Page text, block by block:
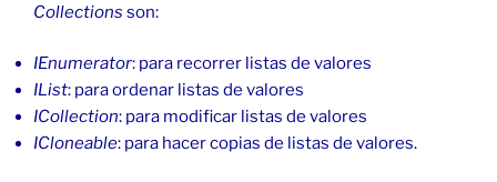
Collections son:
IEnumerator: para recorrer listas de valores
IList: para ordenar listas de valores
ICollection: para modificar listas de valores
ICloneable: para hacer copias de listas de valores.